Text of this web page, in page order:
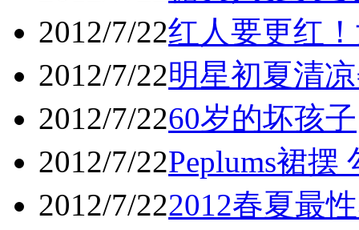
2012/7/22红人要更红
2012/7/22明星初夏清
2012/7/2260岁的坏孩子
2012/7/22Peplums裙摆
2012/7/222012春夏最